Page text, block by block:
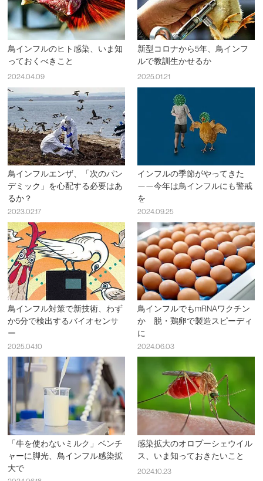
鳥インフルのヒト感染、いま知
っておくべきこと
2024.04.09
新型コロナから5年、鳥インフ
ルで教訓生かせるか
2025.01.21
鳥インフルエンザ、「次のパン
デミック」を心配する必要はあ
るか？
2023.02.17
インフルの季節がやってきた
——今年は鳥インフルにも警戒
を
2024.09.25
鳥インフル対策で新技術、わず
か5分で検出するバイオセンサ
ー
2025.04.10
鳥インフルでもmRNAワクチン
か 脱・鶏卵で製造スピーディ
に
2024.06.03
「牛を使わないミルク」ベンチ
ャーに脚光、鳥インフル感染拡
大で
感染拡大のオロプーシェウイル
ス、いま知っておきたいこと
2024.10.23